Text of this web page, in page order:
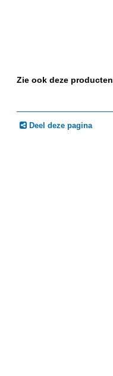
Zie ook deze producten
Deel deze pagina